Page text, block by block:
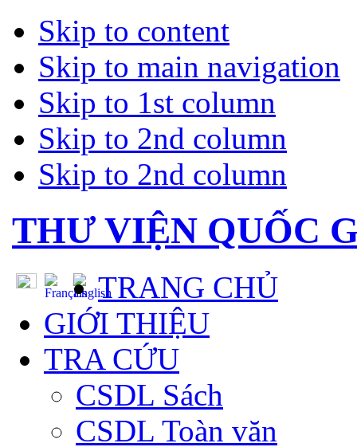
Skip to content
Skip to main navigation
Skip to 1st column
Skip to 2nd column
Skip to 2nd column
THƯ VIỆN QUỐC
TRANG CHỦ
GIỚI THIỆU
TRA CỨU
CSDL Sách
CSDL Toàn văn